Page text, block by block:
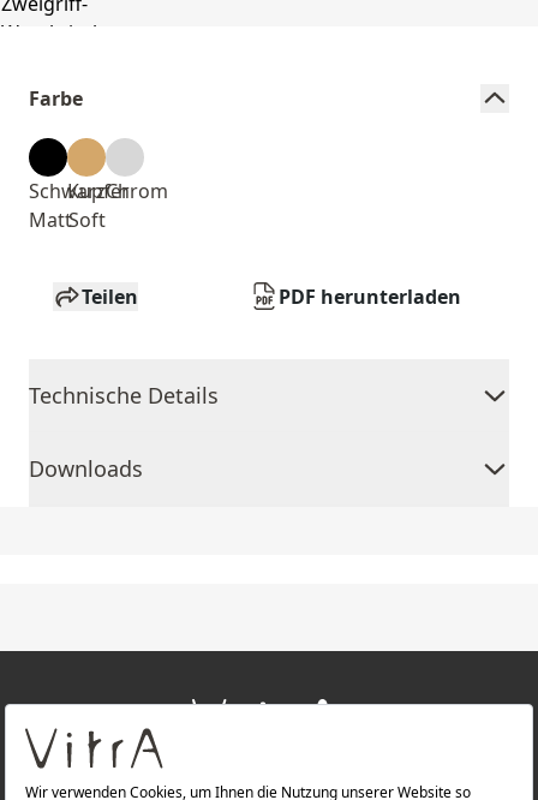
Farbe
Schwarz
Matt
Kupfer
Soft
Chrom
Teilen PDF herunterladen
Technische Details
Downloads